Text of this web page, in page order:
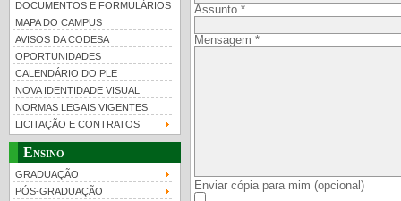
DOCUMENTOS E FORMULÁRIOS
MAPA DO CAMPUS
AVISOS DA CODESA
OPORTUNIDADES
CALENDÁRIO DO PLE
NOVA IDENTIDADE VISUAL
NORMAS LEGAIS VIGENTES
LICITAÇÃO E CONTRATOS
Ensino
GRADUAÇÃO
PÓS-GRADUAÇÃO
Assunto*
Mensagem *
Enviar cópia para mim (opcional)
Guia de boas práticas
UFRJ 100 anos